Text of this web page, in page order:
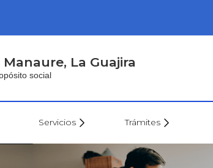
La Guajira
social
Servicios
Envíe su Hoja
Trámites
Secretaría de